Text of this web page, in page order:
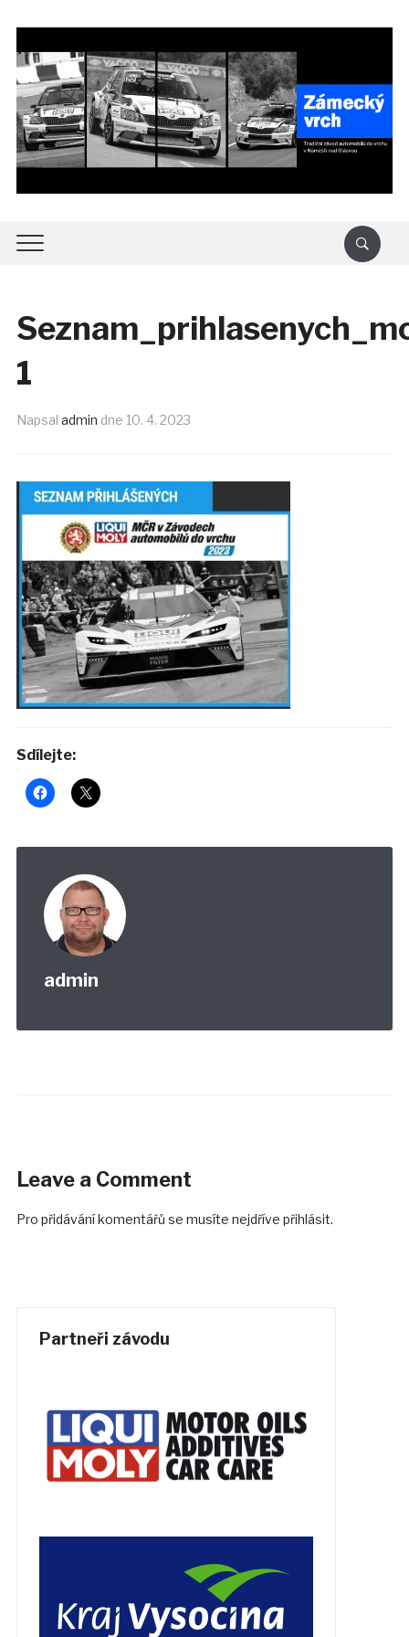
1
Napsal admin dne 10. 4. 2023
Sdílejte:
admin
Leave a Comment
Pro přidávání komentářů se musíte nejdříve přihlásit.
Partneři závodu